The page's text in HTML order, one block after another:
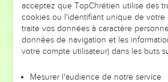
DE
ET SI LEURS ERREURS POUVAIENT
VOTRES ?
leur foi ou leur vision. Mais on voit moins
acceptez que TopChrétien utilise des
cookies ou l'identifiant unique de votre
traite vos données à caractère
données de navigation et les
votre compte utilisateur) dans les buts
Mesurer l'audience de notre service